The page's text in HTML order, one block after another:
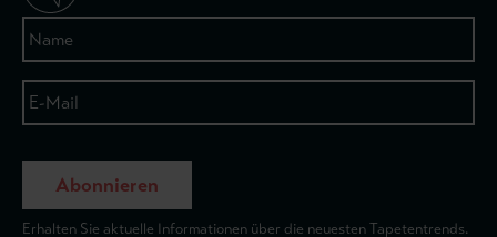
Abonnieren
Erhalten Sie aktuelle Informationen über die neuesten Tapetentrends.